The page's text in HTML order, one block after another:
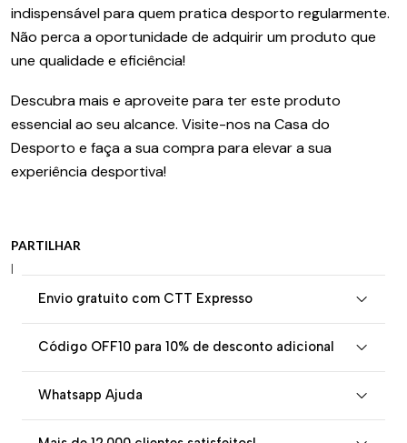
indispensável para quem pratica desporto regularmente.
Não perca a oportunidade de adquirir um produto que
une qualidade e eficiência!
Descubra mais e aproveite para ter este produto
essencial ao seu alcance. Visite-nos na Casa do
Desporto e faça a sua compra para elevar a sua
experiência desportiva!
PARTILHAR
|
Envio gratuito com CTT Expresso
Código OFF10 para 10% de desconto adicional
Whatsapp Ajuda